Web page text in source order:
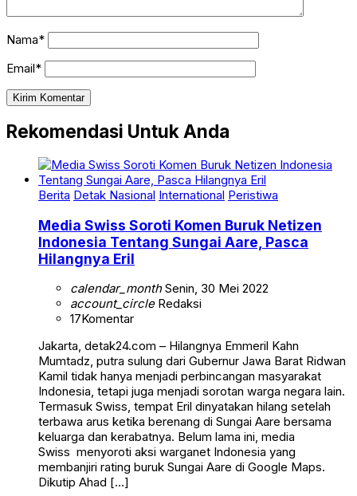
Nama*
Email*
Rekomendasi Untuk Anda
Berita Detak Nasional International Peristiwa
Media Swiss Soroti Komen Buruk Netizen
Indonesia Tentang Sungai Aare, Pasca
Hilangnya Eril
calendar_monthSenin, 30 Mei 2022
account_circleRedaksi
17Komentar
Jakarta, detak24.com – Hilangnya Emmeril Kahn
Mumtadz, putra sulung dari Gubernur Jawa Barat Ridwan
Kamil tidak hanya menjadi perbincangan masyarakat
Indonesia, tetapi juga menjadi sorotan warga negara lain.
Termasuk Swiss, tempat Eril dinyatakan hilang setelah
terbawa arus ketika berenang di Sungai Aare bersama
keluarga dan kerabatnya. Belum lama ini, media
Swiss menyoroti aksi warganet Indonesia yang
membanjiri rating buruk Sungai Aare di Google Maps.
Dikutip Ahad […]